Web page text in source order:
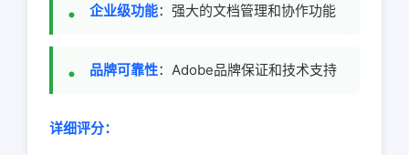
企业级功能：强大的文档管理和协作功能
品牌可靠性：Adobe品牌保证和技术支持
详细评分：